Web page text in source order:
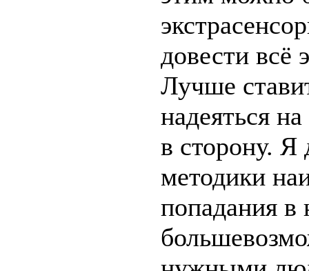
довести всё
Лучше
надеяться
в сторону.
методики
попадания в